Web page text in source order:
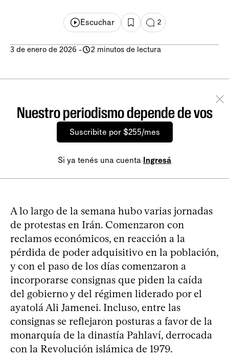
Escuchar 2
3 de enero de 2026 - 2 minutos de lectura
Nuestro periodismo depende de vos
Suscribite por $255/mes
Si ya tenés una cuenta Ingresá
A lo largo de la semana hubo varias jornadas
de protestas en Irán. Comenzaron con
reclamos económicos, en reacción a la
pérdida de poder adquisitivo en la población,
y con el paso de los días comenzaron a
incorporarse consignas que piden la caída
del gobierno y del régimen liderado por el
ayatolá Ali Jamenei. Incluso, entre las
consignas se reflejaron posturas a favor de la
monarquía de la dinastía Pahlaví, derrocada
con la Revolución islámica de 1979.